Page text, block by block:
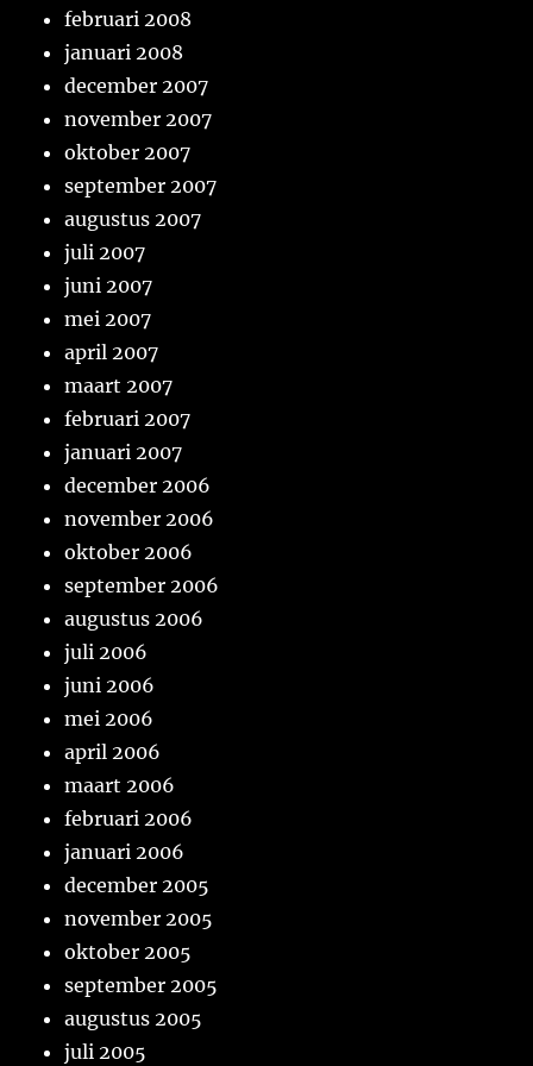
februari 2008
januari 2008
december 2007
november 2007
oktober 2007
september 2007
augustus 2007
juli 2007
juni 2007
mei 2007
april 2007
maart 2007
februari 2007
januari 2007
december 2006
november 2006
oktober 2006
september 2006
augustus 2006
juli 2006
juni 2006
mei 2006
april 2006
maart 2006
februari 2006
januari 2006
december 2005
november 2005
oktober 2005
september 2005
augustus 2005
juli 2005